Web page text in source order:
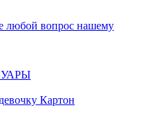
любой вопрос нашему
Картон